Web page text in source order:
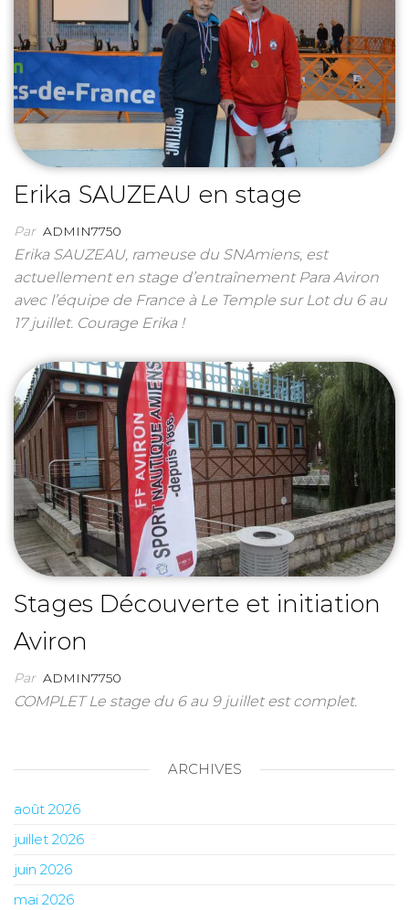
Erika SAUZEAU en stage
Par ADMIN7750
Erika SAUZEAU, rameuse du SNAmiens, est
actuellement en stage d’entraînement Para Aviron
avec l’équipe de France à Le Temple sur Lot du 6 au
17 juillet. Courage Erika !
Stages Découverte et initiation
Aviron
Par ADMIN7750
COMPLET Le stage du 6 au 9 juillet est complet.
ARCHIVES
août 2026
juillet 2026
juin 2026
mai 2026